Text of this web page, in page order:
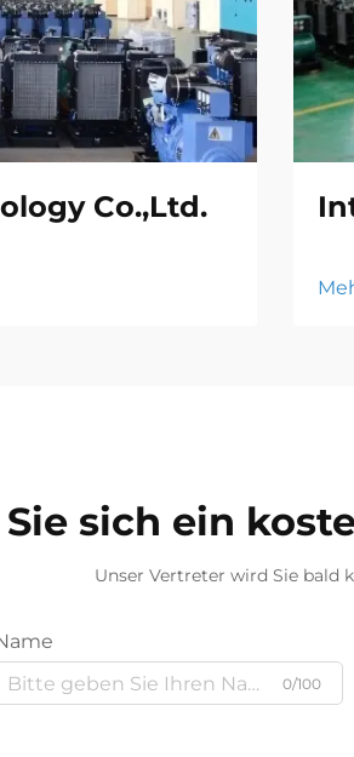
Co.,Ltd.
sich ein
Unser Vertreter wird Sie bald
0/100